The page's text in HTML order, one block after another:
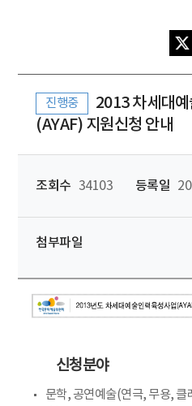
진행중
2013 차세대
(AYAF) 지원신청 안내
조회수 34103 등록일
첨부파일
신청분야
문학, 공연예술(연극, 무용, 클